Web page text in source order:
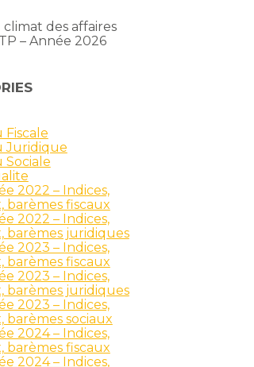
des affaires
– Année 2026
Fiscale
Juridique
Sociale
2022 – Indices,
barèmes fiscaux
2022 – Indices,
barèmes juridiques
2023 – Indices,
barèmes fiscaux
2023 – Indices,
barèmes juridiques
2023 – Indices,
barèmes sociaux
2024 – Indices,
barèmes fiscaux
2024 – Indices,